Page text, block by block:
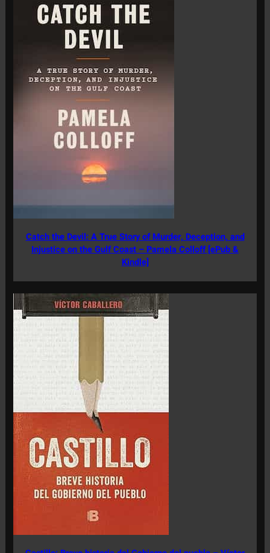
Catch the Devil: A True Story of Murder, Deception, and
Injustice on the Gulf Coast – Pamela Colloff [ePub &
Kindle]